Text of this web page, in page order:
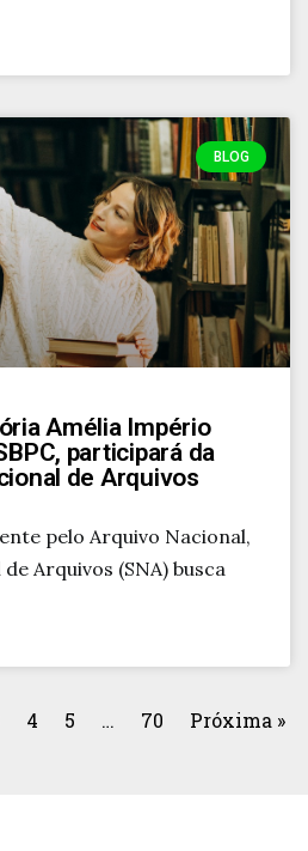
BLOG
Amélia Império
participará da
de Arquivos
pelo Arquivo Nacional,
Arquivos (SNA) busca
4 5 … 70 Próxima »